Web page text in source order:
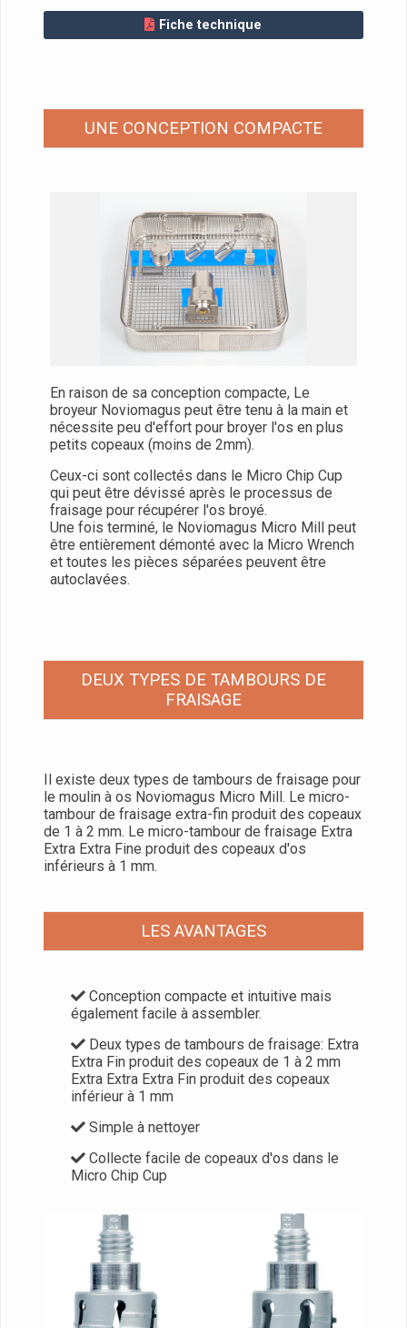
Fiche technique
UNE CONCEPTION COMPACTE
En raison de sa conception compacte, Le
broyeur Noviomagus peut être tenu à la main et
nécessite peu d'effort pour broyer l'os en plus
petits copeaux (moins de 2mm).
Ceux-ci sont collectés dans le Micro Chip Cup
qui peut être dévissé après le processus de
fraisage pour récupérer l'os broyé.
Une fois terminé, le Noviomagus Micro Mill peut
être entièrement démonté avec la Micro Wrench
et toutes les pièces séparées peuvent être
autoclavées.
DEUX TYPES DE TAMBOURS DE
FRAISAGE
Il existe deux types de tambours de fraisage pour
le moulin à os Noviomagus Micro Mill. Le micro-
tambour de fraisage extra-fin produit des copeaux
de 1 à 2 mm. Le micro-tambour de fraisage Extra
Extra Extra Fine produit des copeaux d'os
inférieurs à 1 mm.
LES AVANTAGES
Conception compacte et intuitive mais
également facile à assembler.
Deux types de tambours de fraisage: Extra
Extra Fin produit des copeaux de 1 à 2 mm
Extra Extra Extra Fin produit des copeaux
inférieur à 1 mm
Simple à nettoyer
Collecte facile de copeaux d'os dans le
Micro Chip Cup